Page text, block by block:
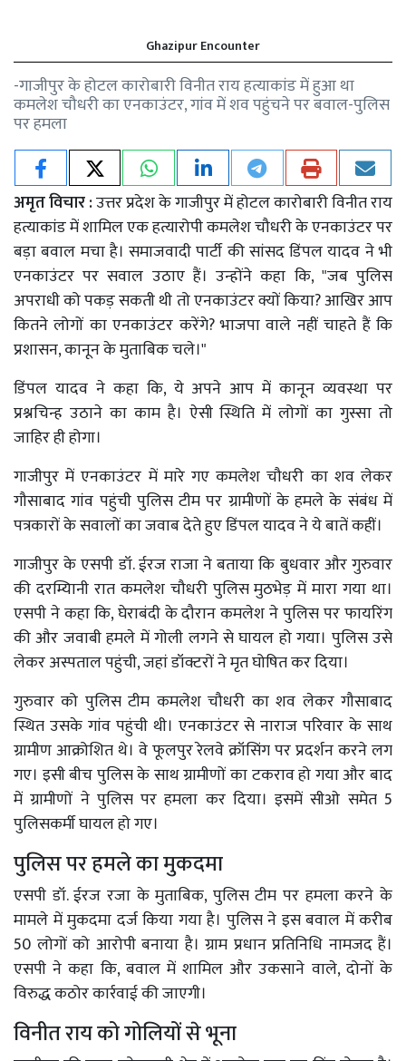
Ghazipur Encounter
-गाजीपुर के होटल कारोबारी विनीत राय हत्याकांड में हुआ था
कमलेश चौधरी का एनकाउंटर, गांव में शव पहुंचने पर बवाल-पुलिस
पर हमला
अमृत विचार :उत्तर प्रदेश के गाजीपुर में होटल कारोबारी विनीत राय
हत्याकांड में शामिल एक हत्यारोपी कमलेश चौधरी के एनकाउंटर पर
बड़ा बवाल मचा है। समाजवादी पार्टी की सांसद डिंपल यादव ने भी
एनकाउंटर पर सवाल उठाए हैं। उन्होंने कहा कि, "जब पुलिस
अपराधी को पकड़ सकती थी तो एनकाउंटर क्यों किया? आखिर आप
कितने लोगों का एनकाउंटर करेंगे? भाजपा वाले नहीं चाहते हैं कि
प्रशासन, कानून के मुताबिक चले।"
डिंपल यादव ने कहा कि, ये अपने आप में कानून व्यवस्था पर
प्रश्नचिन्ह उठाने का काम है। ऐसी स्थिति में लोगों का गुस्सा तो
जाहिर ही होगा।
गाजीपुर में एनकाउंटर में मारे गए कमलेश चौधरी का शव लेकर
गौसाबाद गांव पहुंची पुलिस टीम पर ग्रामीणों के हमले के संबंध में
पत्रकारों के सवालों का जवाब देते हुए डिंपल यादव ने ये बातें कहीं।
गाजीपुर के एसपी डॉ. ईरज राजा ने बताया कि बुधवार और गुरुवार
की दरम्यिानी रात कमलेश चौधरी पुलिस मुठभेड़ में मारा गया था।
एसपी ने कहा कि, घेराबंदी के दौरान कमलेश ने पुलिस पर फायरिंग
की और जवाबी हमले में गोली लगने से घायल हो गया। पुलिस उसे
लेकर अस्पताल पहुंची, जहां डॉक्टरों ने मृत घोषित कर दिया।
गुरुवार को पुलिस टीम कमलेश चौधरी का शव लेकर गौसाबाद
स्थित उसके गांव पहुंची थी। एनकाउंटर से नाराज परिवार के साथ
ग्रामीण आक्रोशित थे। वे फूलपुर रेलवे क्रॉसिंग पर प्रदर्शन करने लग
गए। इसी बीच पुलिस के साथ ग्रामीणों का टकराव हो गया और बाद
में ग्रामीणों ने पुलिस पर हमला कर दिया। इसमें सीओ समेत 5
पुलिसकर्मी घायल हो गए।
पुलिस पर हमले का मुकदमा
एसपी डॉ. ईरज रजा के मुताबिक, पुलिस टीम पर हमला करने के
मामले में मुकदमा दर्ज किया गया है। पुलिस ने इस बवाल में करीब
50 लोगों को आरोपी बनाया है। ग्राम प्रधान प्रतिनिधि नामजद हैं।
एसपी ने कहा कि, बवाल में शामिल और उकसाने वाले, दोनों के
विरुद्ध कठोर कार्रवाई की जाएगी।
विनीत राय को गोलियों से भूना